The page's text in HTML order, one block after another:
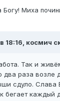
Миха
18:16, космич
Так и
два раза возле
сдуло. Слава
бегает каждый